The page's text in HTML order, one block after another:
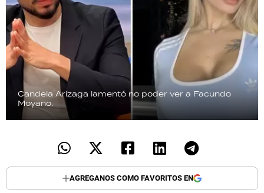
Candela Arizaga lamentó no poder ver a Facundo
Moyano.
AGREGANOS COMO FAVORITOS EN